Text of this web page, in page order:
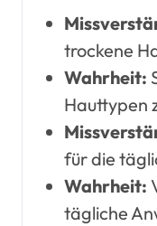
trockene
Wahrheit:
Hauttypen
für die
Wahrheit:
tägliche